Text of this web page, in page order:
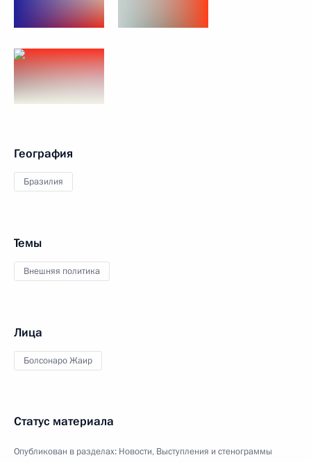
География
Бразилия
Темы
Внешняя политика
Лица
Болсонаро Жаир
Статус материала
Опубликован в разделах: Новости, Выступления и стенограммы